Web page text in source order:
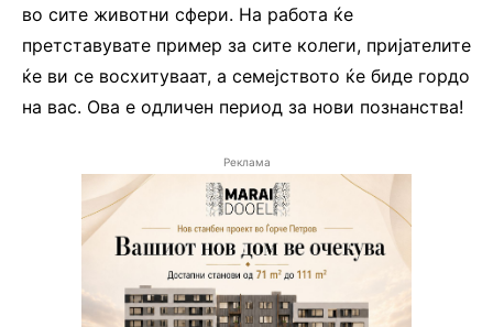
во сите животни сфери. На работа ќе
претставувате пример за сите колеги, пријателите
ќе ви се восхитуваат, а семејството ќе биде гордо
на вас. Ова е одличен период за нови познанства!
Реклама